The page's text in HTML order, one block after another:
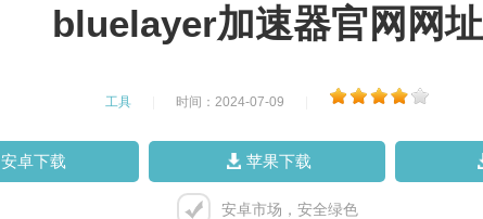
bluelayer加速器官网网址
工具 时间：2024-07-09
安卓下载 苹果下载
安卓市场，安全绿色